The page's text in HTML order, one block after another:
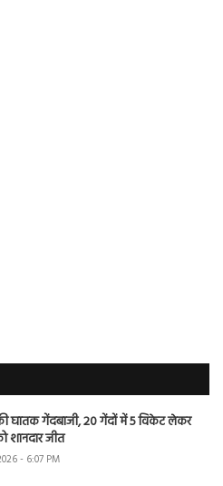
घातक गेंदबाजी, 20 गेंदों में 5 विकेट लेकर
शानदार जीत
- 6:07 PM